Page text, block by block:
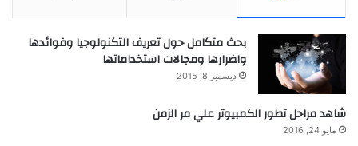
بحث متكامل حول تعريف التكنولوجيا وفوائدها
واضرارها ومجالات استخداماتها
ديسمبر 8, 2015
شاهد مراحل تطور الكمبيوتر علي مر الزمن
مايو 24, 2016